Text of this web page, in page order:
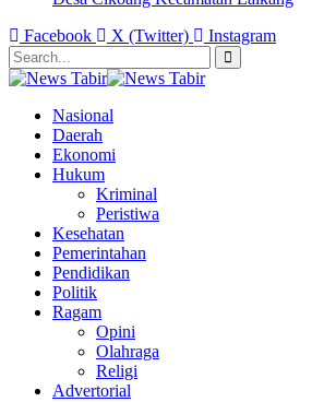
Facebook
X (Twitter) Instagram
Nasional
Daerah
Ekonomi
Hukum
Kriminal
Peristiwa
Kesehatan
Pemerintahan
Pendidikan
Politik
Ragam
Opini
Olahraga
Religi
Advertorial